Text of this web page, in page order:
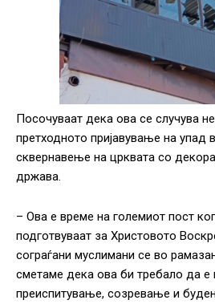
Посочуваат дека ова се случува
претходното пријавување на упад
сквернавење на црквата со
држава.
– Ова е време на големиот пост
подготвуваат за Христовото
сограѓани муслимани се во
сметаме дека ова би требало да е
преиспитување, созревање и